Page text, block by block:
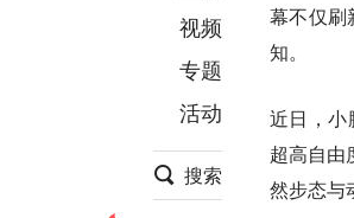
财经
项目推荐
安徽
视频
专题
活动
搜索
幕不仅刷
知。
近日，小
超高自由
然步态与